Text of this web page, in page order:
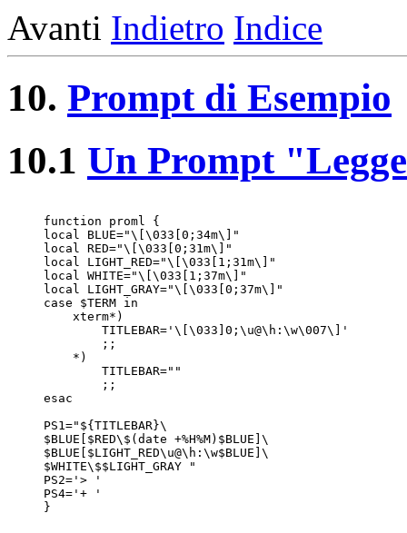
Avanti Indietro Indice
10. Prompt di Esempio
10.1 Un Prompt
function proml {
local BLUE="\[\033[0;34m\]"
local RED="\[\033[0;31m\]"
local LIGHT_RED="\[\033[1;31m\]"
local WHITE="\[\033[1;37m\]"
local LIGHT_GRAY="\[\033[0;37m\]"
case $TERM in
    xterm*)
        TITLEBAR='\[\033]0;\u@\h:\w\007\]'
        ;;
    *)
        TITLEBAR=""
        ;;
esac
PS1="${TITLEBAR}\
$BLUE[$RED\$(date +%H%M)$BLUE]\
$BLUE[$LIGHT_RED\u@\h:\w$BLUE]\
$WHITE\$$LIGHT_GRAY "
PS2='> '
PS4='+ '